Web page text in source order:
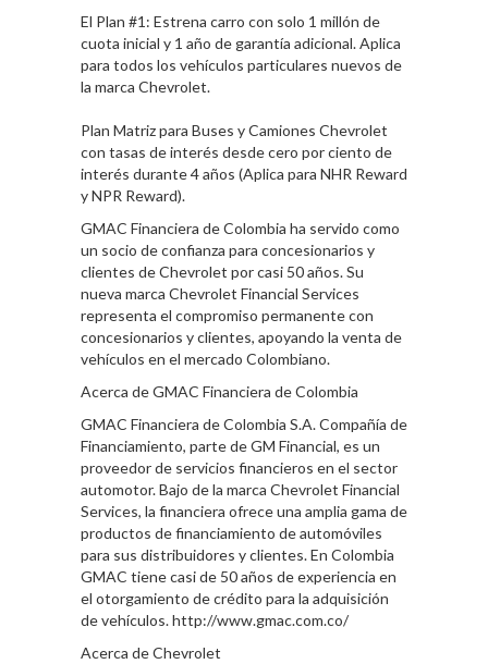
El Plan #1: Estrena carro con solo 1 millón de
cuota inicial y 1 año de garantía adicional. Aplica
para todos los vehículos particulares nuevos de
la marca Chevrolet.
Plan Matriz para Buses y Camiones Chevrolet
con tasas de interés desde cero por ciento de
interés durante 4 años (Aplica para NHR Reward
y NPR Reward).
GMAC Financiera de Colombia ha servido como
un socio de confianza para concesionarios y
clientes de Chevrolet por casi 50 años. Su
nueva marca Chevrolet Financial Services
representa el compromiso permanente con
concesionarios y clientes, apoyando la venta de
vehículos en el mercado Colombiano.
Acerca de GMAC Financiera de Colombia
GMAC Financiera de Colombia S.A. Compañía de
Financiamiento, parte de GM Financial, es un
proveedor de servicios financieros en el sector
automotor. Bajo de la marca Chevrolet Financial
Services, la financiera ofrece una amplia gama de
productos de financiamiento de automóviles
para sus distribuidores y clientes. En Colombia
GMAC tiene casi de 50 años de experiencia en
el otorgamiento de crédito para la adquisición
de vehículos. http://www.gmac.com.co/
Acerca de Chevrolet